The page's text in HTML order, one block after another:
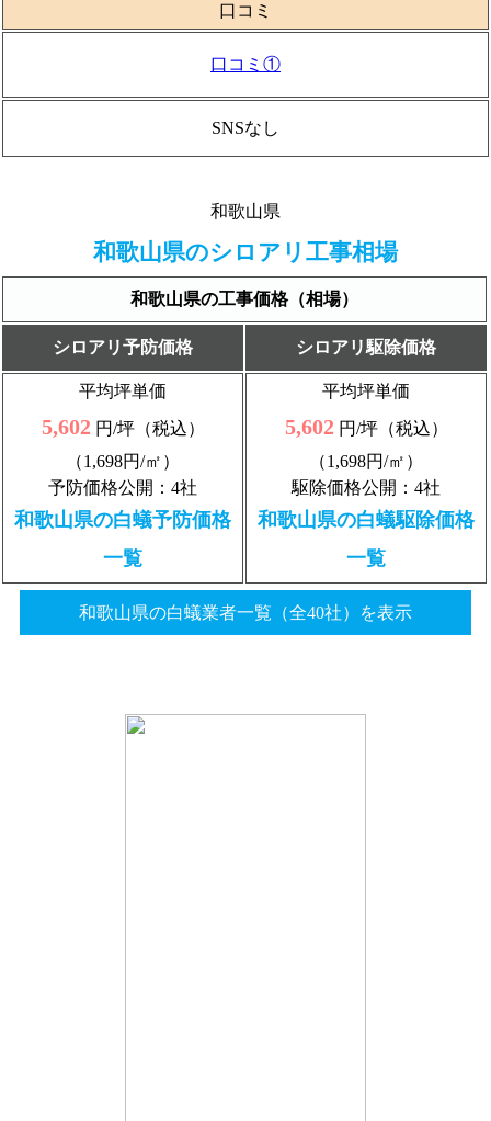
口コミ
口コミ①
SNSなし
和歌山県
和歌山県のシロアリ工事相場
和歌山県の工事価格（相場）
シロアリ予防価格 シロアリ駆除価格
平均坪単価
5,602 円/坪（税込）
（1,698円/㎡）
予防価格公開：4社
和歌山県の白蟻予防価格
一覧
平均坪単価
5,602 円/坪（税込）
（1,698円/㎡）
駆除価格公開：4社
和歌山県の白蟻駆除価格
一覧
和歌山県の白蟻業者一覧（全40社）を表示